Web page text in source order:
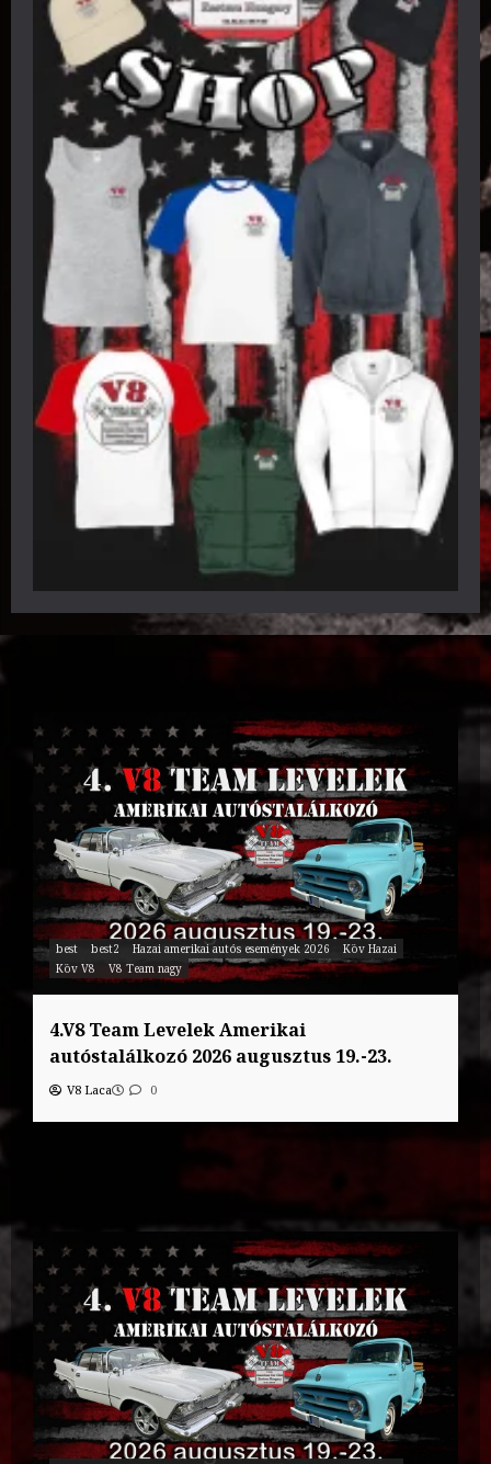
best best2 Hazai amerikai autós események 2026
Köv Hazai
Köv V8
V8 Team nagy
4.V8 Team Levelek Amerikai
autóstalálkozó 2026 augusztus 19.-23.
V8 Laca 0